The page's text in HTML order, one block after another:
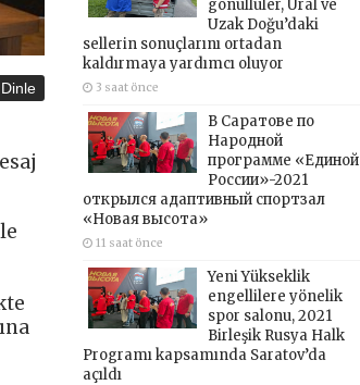
Dinle
gönüllüler, Ural ve
Uzak Doğu’daki
sellerin sonuçlarını ortadan
kaldırmaya yardımcı oluyor
3 saat önce
В Саратове по
Народной
программе «Единой
России»-2021
открылся адаптивный спортзал
«Новая высота»
11 saat önce
Yeni Yükseklik
engellilere yönelik
spor salonu, 2021
Birleşik Rusya Halk
Programı kapsamında Saratov’da
açıldı